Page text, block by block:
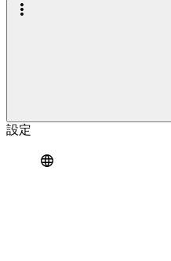
設定